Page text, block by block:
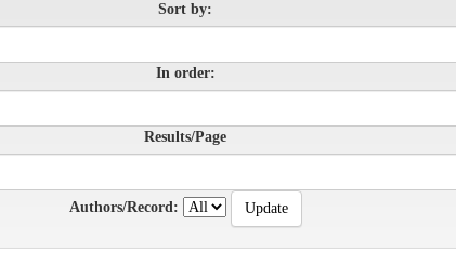
Sort by:
In order:
Results/Page
Authors/Record: